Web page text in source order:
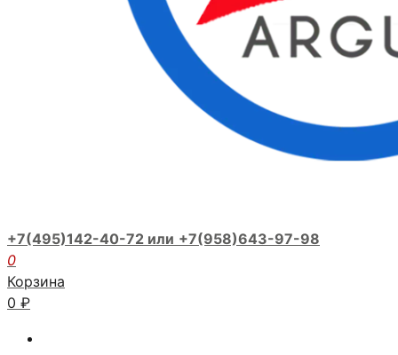
+7(495)142-40-72 или +7(958)643-97-98
0
Корзина
0 ₽